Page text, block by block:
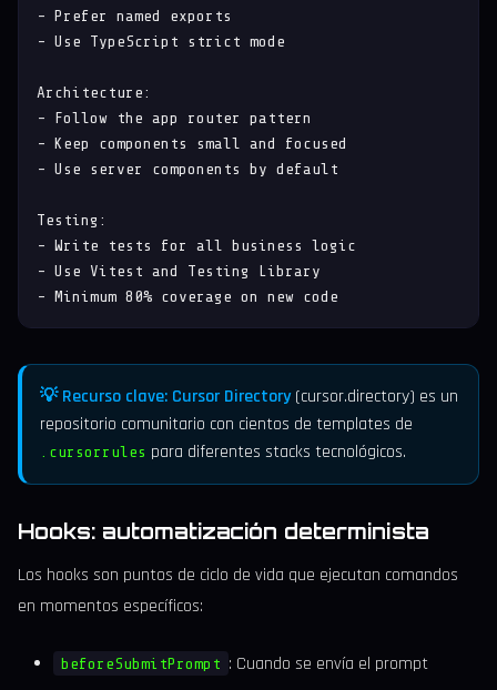
- Prefer named exports
- Use TypeScript strict mode
Architecture:
- Follow the app router pattern
- Keep components small and focused
- Use server components by default
Testing:
- Write tests for all business logic
- Use Vitest and Testing Library
- Minimum 80% coverage on new code
💡 Recurso clave: Cursor Directory(cursor.directory) es un
repositorio comunitario con cientos de templates de
.cursorrules para diferentes stacks tecnológicos.
Hooks: automatización determinista
Los hooks son puntos de ciclo de vida que ejecutan comandos
en momentos específicos:
beforeSubmitPrompt : Cuando se envía el prompt